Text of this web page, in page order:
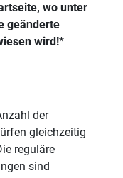
wo unter
geänderte
wird!*
der
gleichzeitig
reguläre
sind